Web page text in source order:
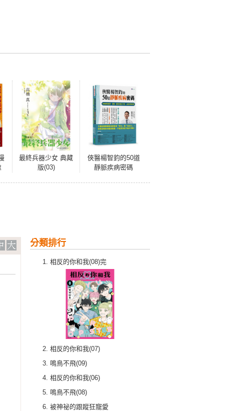
最終兵器少女 典藏
版(03)
俠醫楊智鈞的50道
靜脈疾病密碼
分類排行
相反的你和我(08)完
相反的你和我(07)
鳴鳥不飛(09)
相反的你和我(06)
鳴鳥不飛(08)
被神祕的跟蹤狂寵愛